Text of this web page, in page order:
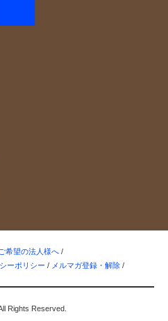
希望の法人様へ /
ーポリシー / メルマガ登録・解除 /
Rights Reserved.